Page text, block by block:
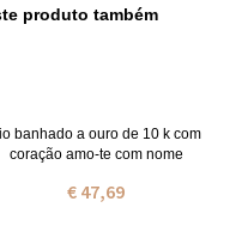
produto também
banhado a ouro de 10 k com
coração amo-te com nome
€ 47,69